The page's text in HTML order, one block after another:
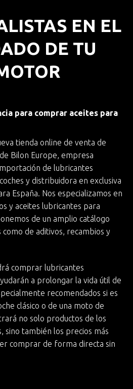
EN EL
DE TU
para comprar aceites para
tienda online de venta de
de Bilon Europe, empresa
de lubricantes
y distribuidora en exclusiva
España. Nos especializamos en
y aceites lubricantes para
de un amplio catálogo
de aditivos, recambios y
comprar lubricantes
a prolongar la vida útil de
recomendados si es
clásico o de una moto de
no solo productos de los
sino también los precios más
comprar de forma directa sin